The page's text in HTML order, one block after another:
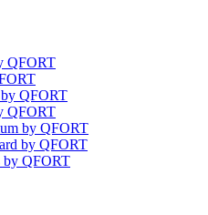
QFORT
by QFORT
QFORT
by QFORT
by QFORT
by QFORT